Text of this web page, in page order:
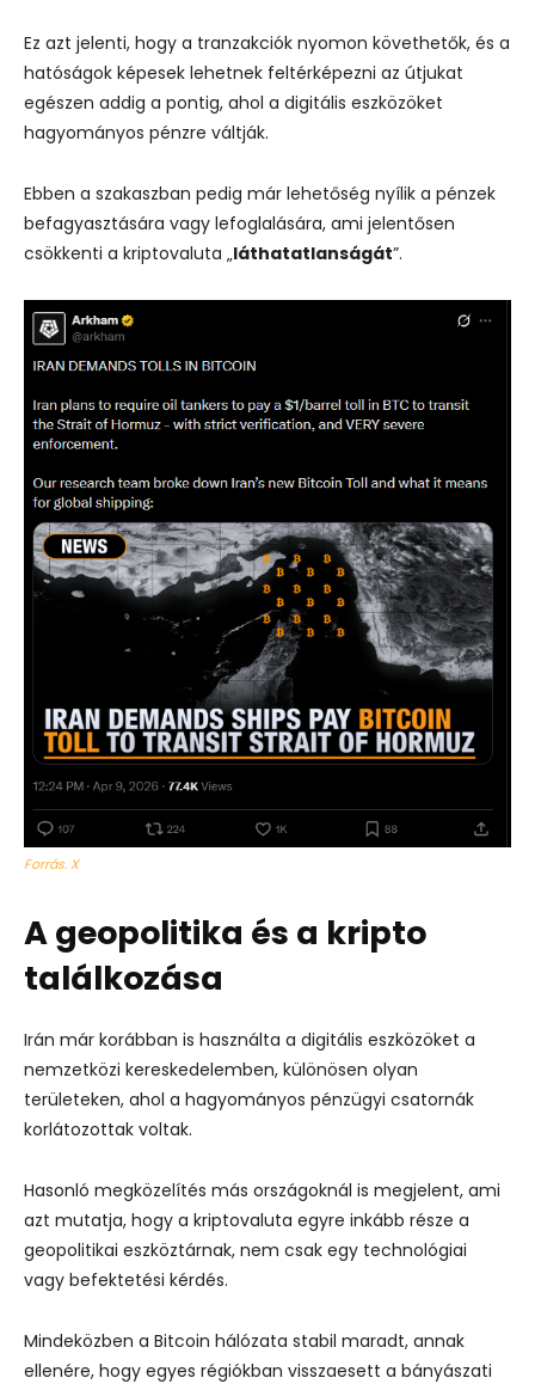
Ez azt jelenti, hogy a tranzakciók nyomon követhetők, és a
hatóságok képesek lehetnek feltérképezni az útjukat
egészen addig a pontig, ahol a digitális eszközöket
hagyományos pénzre váltják.
Ebben a szakaszban pedig már lehetőség nyílik a pénzek
befagyasztására vagy lefoglalására, ami jelentősen
csökkenti a kriptovaluta „láthatatlanságát”.
Forrás. X
A geopolitika és a kripto
találkozása
Irán már korábban is használta a digitális eszközöket a
nemzetközi kereskedelemben, különösen olyan
területeken, ahol a hagyományos pénzügyi csatornák
korlátozottak voltak.
Hasonló megközelítés más országoknál is megjelent, ami
azt mutatja, hogy a kriptovaluta egyre inkább része a
geopolitikai eszköztárnak, nem csak egy technológiai
vagy befektetési kérdés.
Mindeközben a Bitcoin hálózata stabil maradt, annak
ellenére, hogy egyes régiókban visszaesett a bányászati